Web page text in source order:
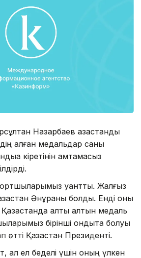
Назарбаев қазақстандық
алған медальдар саны
кіретінін қамтамасыз
қуантты. Жалғыз
Әнұраны болды. Енді оны
Қазақстанда алты алтын медаль
бірінші ондықта болуы
өтті Қазақстан Президенті.
ал ел беделі үшін оның үлкен